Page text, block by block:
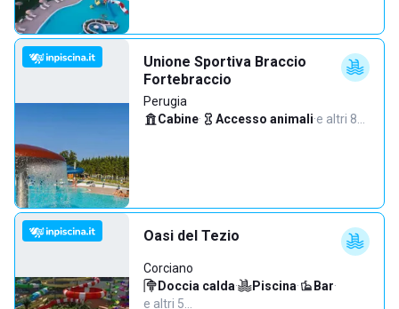
Unione Sportiva Braccio
Fortebraccio
Perugia
Cabine· Accesso animali·e altri 8…
Oasi del Tezio
Corciano
Doccia calda· Piscina· Bar·
e altri 5…